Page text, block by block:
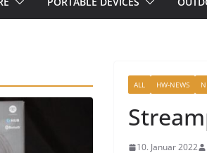
ALL HW-NEWS
10. Januar 2022